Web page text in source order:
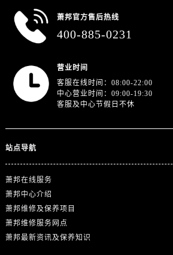
萧邦官方售后热线
400-885-0231
营业时间
客服在线时间：08:00-22:00
中心营业时间：09:00-19:30
客服及中心节假日不休
站点导航
萧邦在线服务
萧邦中心介绍
萧邦维修及保养项目
萧邦维修服务网点
萧邦最新资讯及保养知识